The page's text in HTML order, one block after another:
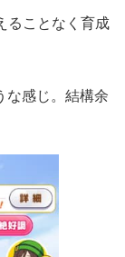
ることなく育成
な感じ。結構余